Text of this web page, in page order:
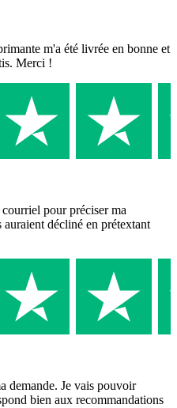
m'a été livrée en bonne et
Merci !
pour préciser ma
décliné en prétextant
demande. Je vais pouvoir
bien aux recommandations